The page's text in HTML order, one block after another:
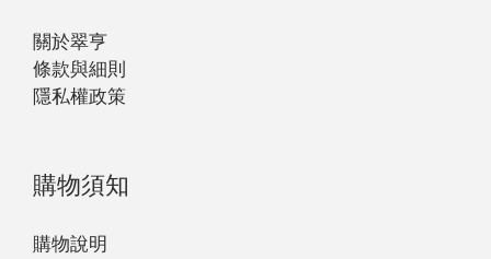
關於翠亨
條款與細則
隱私權政策
購物須知
購物說明